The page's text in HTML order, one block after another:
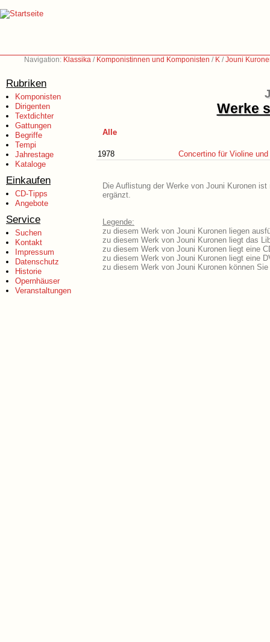
Navigation: Klassika / Komponistinnen und Komponisten / K /Jouni
Rubriken
Komponisten
Dirigenten
Textdichter
Gattungen
Begriffe
Tempi
Jahrestage
Kataloge
Einkaufen
CD-Tipps
Angebote
Service
Suchen
Kontakt
Impressum
Datenschutz
Historie
Opernhäuser
Veranstaltungen
Werke
Alle
1978 Concertino für Violine
Die Auflistung der Werke von Jouni Kuronen
ergänzt.
Legende:
zu diesem Werk von Jouni Kuronen liegen
zu diesem Werk von Jouni Kuronen liegt das
zu diesem Werk von Jouni Kuronen liegt eine
zu diesem Werk von Jouni Kuronen liegt eine
zu diesem Werk von Jouni Kuronen können